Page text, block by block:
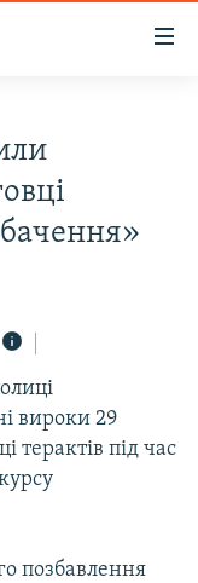
вироки 29
терактів під час
позбавлення